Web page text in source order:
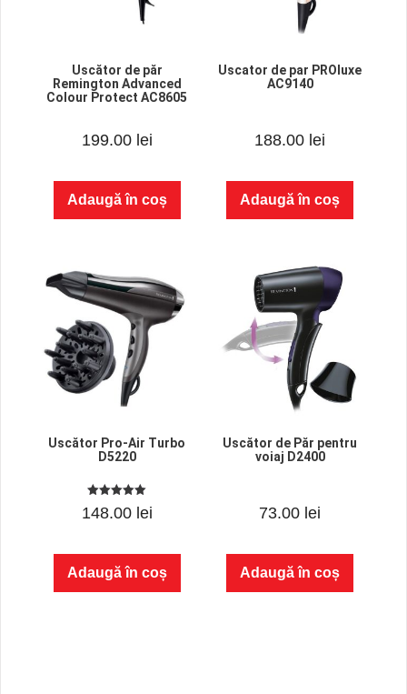
Uscător de păr
Remington Advanced
Colour Protect AC8605
0
o
5
199.00 lei
Adaugă în coș
Uscator de par PROluxe
AC9140
0
o
5
188.00 lei
Adaugă în coș
Uscător Pro-Air Turbo
D5220
5.00
out of 5
148.00 lei
Adaugă în coș
Uscător de Păr pentru
voiaj D2400
0
o
5
73.00 lei
Adaugă în coș